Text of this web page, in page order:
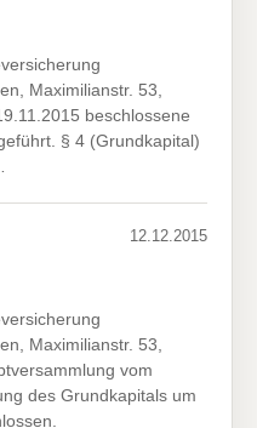
Maximilianstr. 53,
beschlossene
§ 4 (Grundkapital)
12.12.2015
Maximilianstr. 53,
vom
des Grundkapitals um